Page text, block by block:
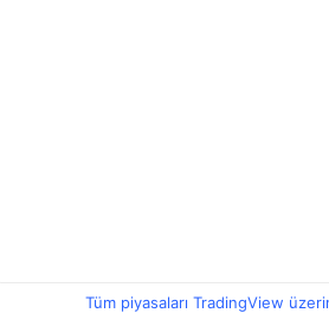
Tüm piyasaları TradingView